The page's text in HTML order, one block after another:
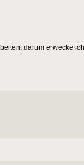
darum erwecke